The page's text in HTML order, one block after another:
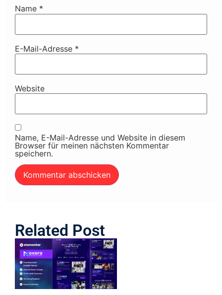
Name *
E-Mail-Adresse *
Website
Name, E-Mail-Adresse und Website in diesem
Browser für meinen nächsten Kommentar
speichern.
Related Post